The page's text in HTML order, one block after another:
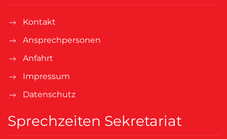
Kontakt
Ansprechpersonen
Anfahrt
Impressum
Datenschutz
Sprechzeiten Sekretariat